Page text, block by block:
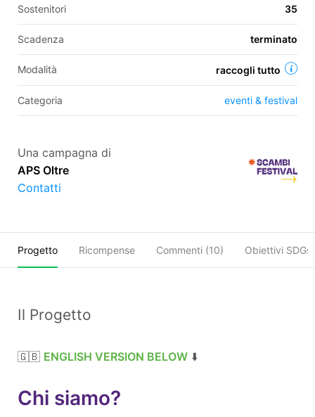
Sostenitori 35
Scadenza terminato
Modalità raccogli tutto
Categoria eventi & festival
Una campagna di
APS Oltre
Contatti
Progetto Ricompense Commenti (10) Obiettivi SDGs
Il Progetto
🇬🇧 ENGLISH VERSION BELOW ⬇️
Chi siamo?